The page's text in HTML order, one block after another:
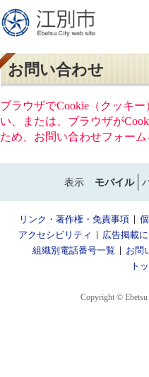
お問い合わせ
ブラウザでCookie（クッキ
い、または、ブラウザが
ため、お問い合わせフォーム
表示 モバイル
リンク・著作権・免責事項
アクセシビリティ
広告掲載
組織別電話番号一覧
お問
ト
Copyright © Ebetsu